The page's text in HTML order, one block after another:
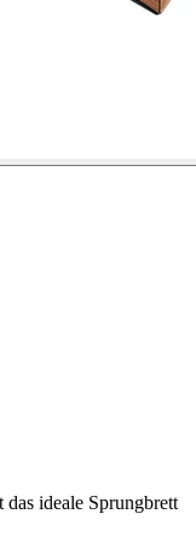
ideale Sprungbrett